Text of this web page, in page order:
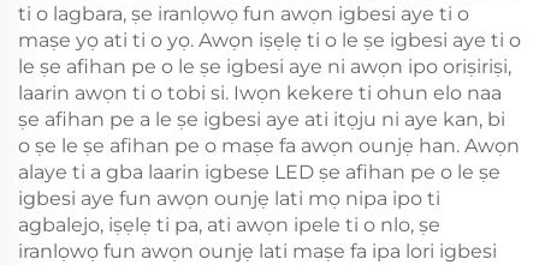
ti o lagbara, ṣe iranlọwọ fun awọn igbesi aye ti o
maṣe yọ ati ti o yọ. Awọn iṣẹlẹ ti o le ṣe igbesi aye ti o
le ṣe afihan pe o le ṣe igbesi aye ni awọn ipo oriṣiriṣi,
laarin awọn ti o tobi si. Iwọn kekere ti ohun elo naa
ṣe afihan pe a le ṣe igbesi aye ati itọju ni aye kan, bi
o ṣe le ṣe afihan pe o maṣe fa awọn ounjẹ han. Awọn
alaye ti a gba laarin igbese LED ṣe afihan pe o le ṣe
igbesi aye fun awọn ounjẹ lati mọ nipa ipo ti
agbalejo, iṣẹlẹ ti pa, ati awọn ipele ti o nlo, ṣe
iranlọwọ fun awọn ounjẹ lati maṣe fa ipa lori igbesi